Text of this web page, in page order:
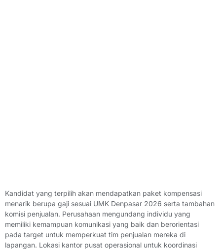
Kandidat yang terpilih akan mendapatkan paket kompensasi
menarik berupa gaji sesuai UMK Denpasar 2026 serta tambahan
komisi penjualan. Perusahaan mengundang individu yang
memiliki kemampuan komunikasi yang baik dan berorientasi
pada target untuk memperkuat tim penjualan mereka di
lapangan. Lokasi kantor pusat operasional untuk koordinasi